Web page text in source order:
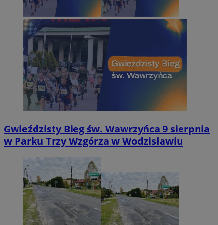
Gwieździsty Bieg św. Wawrzyńca 9 sierpnia
w Parku Trzy Wzgórza w Wodzisławiu